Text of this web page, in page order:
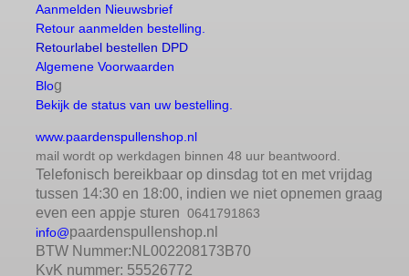
Aanmelden Nieuwsbrief
Retour aanmelden bestelling.
Retourlabel bestellen DPD
Algemene Voorwaarden
Blog
Bekijk de status van uw bestelling.
www.paardenspullenshop.nl
mail wordt op werkdagen binnen 48 uur beantwoord.
Telefonisch bereikbaar op dinsdag tot en met vrijdag
tussen 14:30 en 18:00, indien we niet opnemen graag
even een appje sturen 0641791863
info@paardenspullenshop.nl
BTW Nummer:NL002208173B70
KvK nummer: 55526772